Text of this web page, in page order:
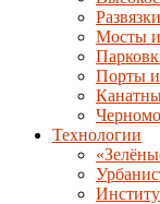
Мосты
Порты
Технологии